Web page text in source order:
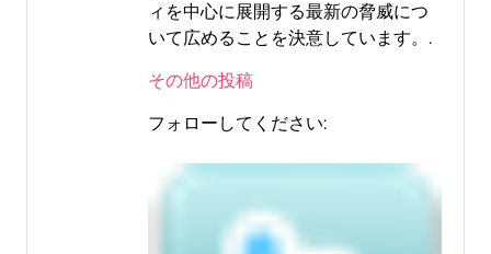
ィを中心に展開する最新の脅威につ
いて広めることを決意しています。.
その他の投稿
フォローしてください: